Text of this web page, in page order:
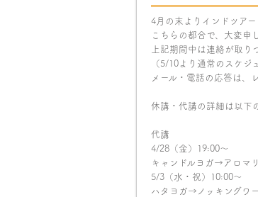
4月の末よりインドツア
こちらの都合で、大変申
上記期間中は連絡が取り
（5/10より通常のスケジ
メール・電話の応答は、
休講・代講の詳細は以下
代講
4/28（金）19:00〜
キャンドルヨガ→アロマ
5/3（水・祝）10:00〜
ハタヨガ→ノッキングワ